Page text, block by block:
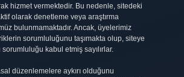
hizmet vermektedir. Bu nedenle, sitedeki
olarak denetleme veya araştırma
bulunmamaktadır. Ancak, üyelerimiz
sorumluluğunu taşımakta olup, siteye
kabul etmiş sayılırlar.
düzenlemelere aykırı olduğunu